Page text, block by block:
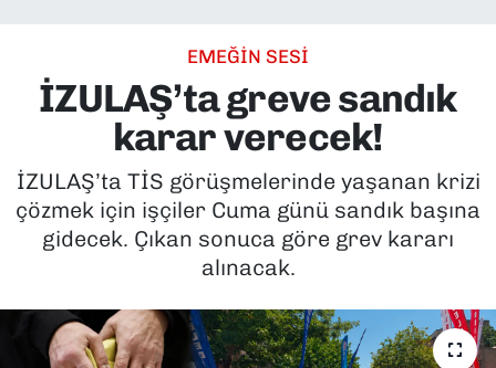
EMEĞİN SESİ
İZULAŞ’ta greve sandık
karar verecek!
İZULAŞ’ta TİS görüşmelerinde yaşanan krizi
çözmek için işçiler Cuma günü sandık başına
gidecek. Çıkan sonuca göre grev kararı
alınacak.
EKONOMİ
KÜLTÜR SANAT
MAGAZİN
SAĞLIK
Süper Lig Puan Durumu ve Fikstür
Tüm Manşetler
Son Dakika Haberleri
Haber Arşivi